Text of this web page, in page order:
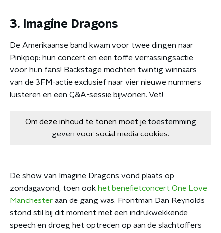
3. Imagine Dragons
De Amerikaanse band kwam voor twee dingen naar
Pinkpop: hun concert en een toffe verrassingsactie
voor hun fans! Backstage mochten twintig winnaars
van de 3FM-actie exclusief naar vier nieuwe nummers
luisteren en een Q&A-sessie bijwonen. Vet!
Om deze inhoud te tonen moet je toestemming
geven voor social media cookies.
De show van Imagine Dragons vond plaats op
zondagavond, toen ook het benefietconcert One Love
Manchester aan de gang was. Frontman Dan Reynolds
stond stil bij dit moment met een indrukwekkende
speech en droeg het optreden op aan de slachtoffers